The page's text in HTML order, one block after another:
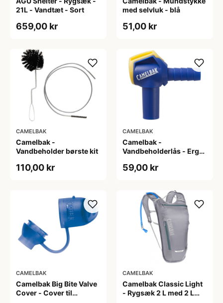
21L - Vandtæt - Sort
659,00 kr
med selvluk - blå
51,00 kr
CAMELBAK
Camelbak -
Vandbeholder børste kit
110,00 kr
CAMELBAK
Camelbak -
Vandbeholderlås - Ergo
59,00 kr
CAMELBAK
Camelbak Big Bite Valve
Cover - Cover til
CAMELBAK
Camelbak Classic Light
- Rygsæk 2 L med 2 L